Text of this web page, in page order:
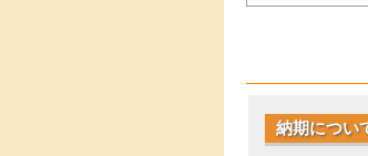
納期につい